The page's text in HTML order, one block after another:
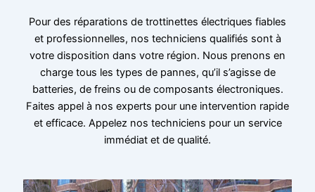
Pour des réparations de trottinettes électriques fiables
et professionnelles, nos techniciens qualifiés sont à
votre disposition dans votre région. Nous prenons en
charge tous les types de pannes, qu’il s’agisse de
batteries, de freins ou de composants électroniques.
Faites appel à nos experts pour une intervention rapide
et efficace. Appelez nos techniciens pour un service
immédiat et de qualité.